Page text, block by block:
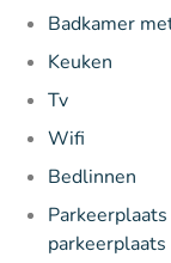
Badkamer
Keuken
Tv
Wifi
Bedlinnen
parkeerplaats